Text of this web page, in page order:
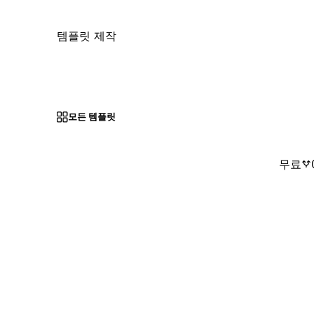
템플릿 제작
모든 템플릿
무료